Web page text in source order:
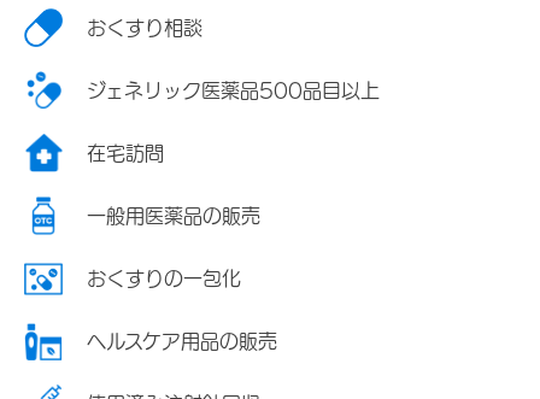
おくすり相談
ジェネリック医薬品500品目以上
在宅訪問
一般用医薬品の販売
おくすりの一包化
ヘルスケア用品の販売